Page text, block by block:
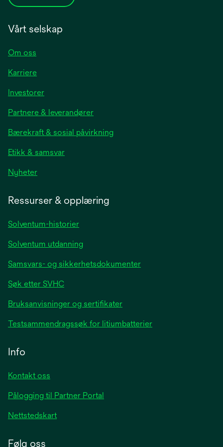
Vårt selskap
Om oss
Karriere
Investoreropens
a
new
Partnere & leverandører
Bærekraft & sosial påvirkning
Etikk & samsvar
Nyheteropens
Ressurser & opplæring
Solventum-historier
Solventum utdanning
Samsvars- og sikkerhetsdokumenter
Søk etter SVHC
Bruksanvisninger og sertifikater
Testsammendragssøk for litiumbatterier
Info
Kontakt oss
Pålogging til Partner Portal
Nettstedskart
Følg oss